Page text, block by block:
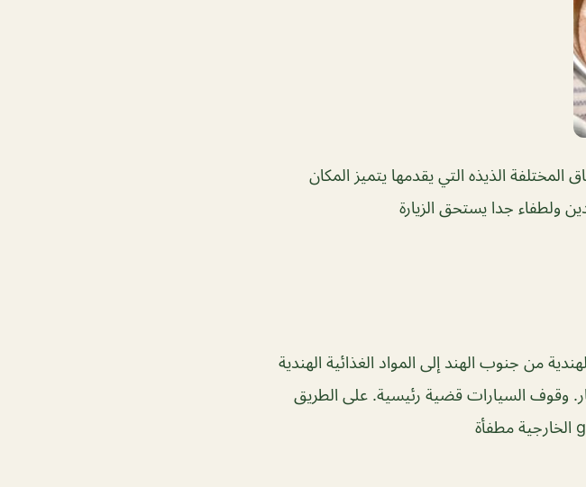
الذيذه التي يقدمها يتميز المكان
ولطفاء جدا يستحق الزيارة
من جنوب الهند إلى المواد الغذائية الهندية
وقوف السيارات قضية رئيسية. على الطريق